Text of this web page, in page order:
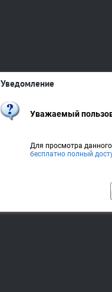
Уведомление
Уважаемый
Для просмотра
бесплатно полный